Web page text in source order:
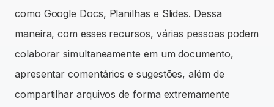
como Google Docs, Planilhas e Slides. Dessa
maneira, com esses recursos, várias pessoas podem
colaborar simultaneamente em um documento,
apresentar comentários e sugestões, além de
compartilhar arquivos de forma extremamente